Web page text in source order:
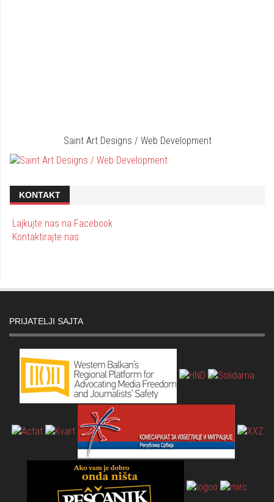
Saint Art Designs / Web Development
KONTAKT
Lajkujte nas na Facebook
Kontaktirajte nas
PRIJATELJI SAJTA